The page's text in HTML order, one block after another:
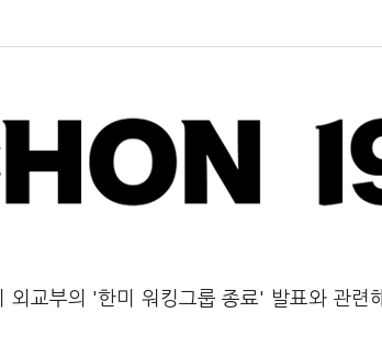
교부의 '한미 워킹그룹 종료' 발표와 관련